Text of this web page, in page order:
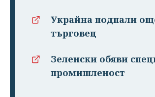
Украйна подпали
търговец
Зеленски обяви
промишленост